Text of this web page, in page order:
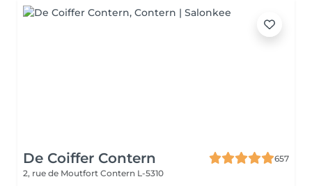
De Coiffer Contern
657
2, rue de Moutfort Contern L-5310